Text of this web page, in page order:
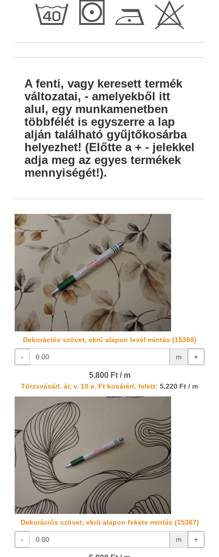
h S D H
A fenti, vagy keresett termék
változatai, - amelyekből itt
alul, egy munkamenetben
többfélét is egyszerre a lap
alján található gyűjtőkosárba
helyezhet! (Előtte a + - jelekkel
adja meg az egyes termékek
mennyiségét!).
Dekorációs szövet, ekrü alapon levél mintás (15368)
- m +
5.800 Ft / m
Törzsvásárl. ár, v. 10 e. Ft kosárért. felett: 5.220 Ft / m
Dekorációs szövet, ekrü alapon fekete mintás (15367)
- m +